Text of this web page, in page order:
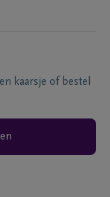
kaarsje of bestel